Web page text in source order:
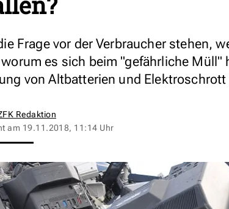
Frage vor der Verbraucher stehen,
es sich beim "gefährliche Müll"
von Altbatterien und
Redaktion
am 19.11.2018, 11:14 Uhr